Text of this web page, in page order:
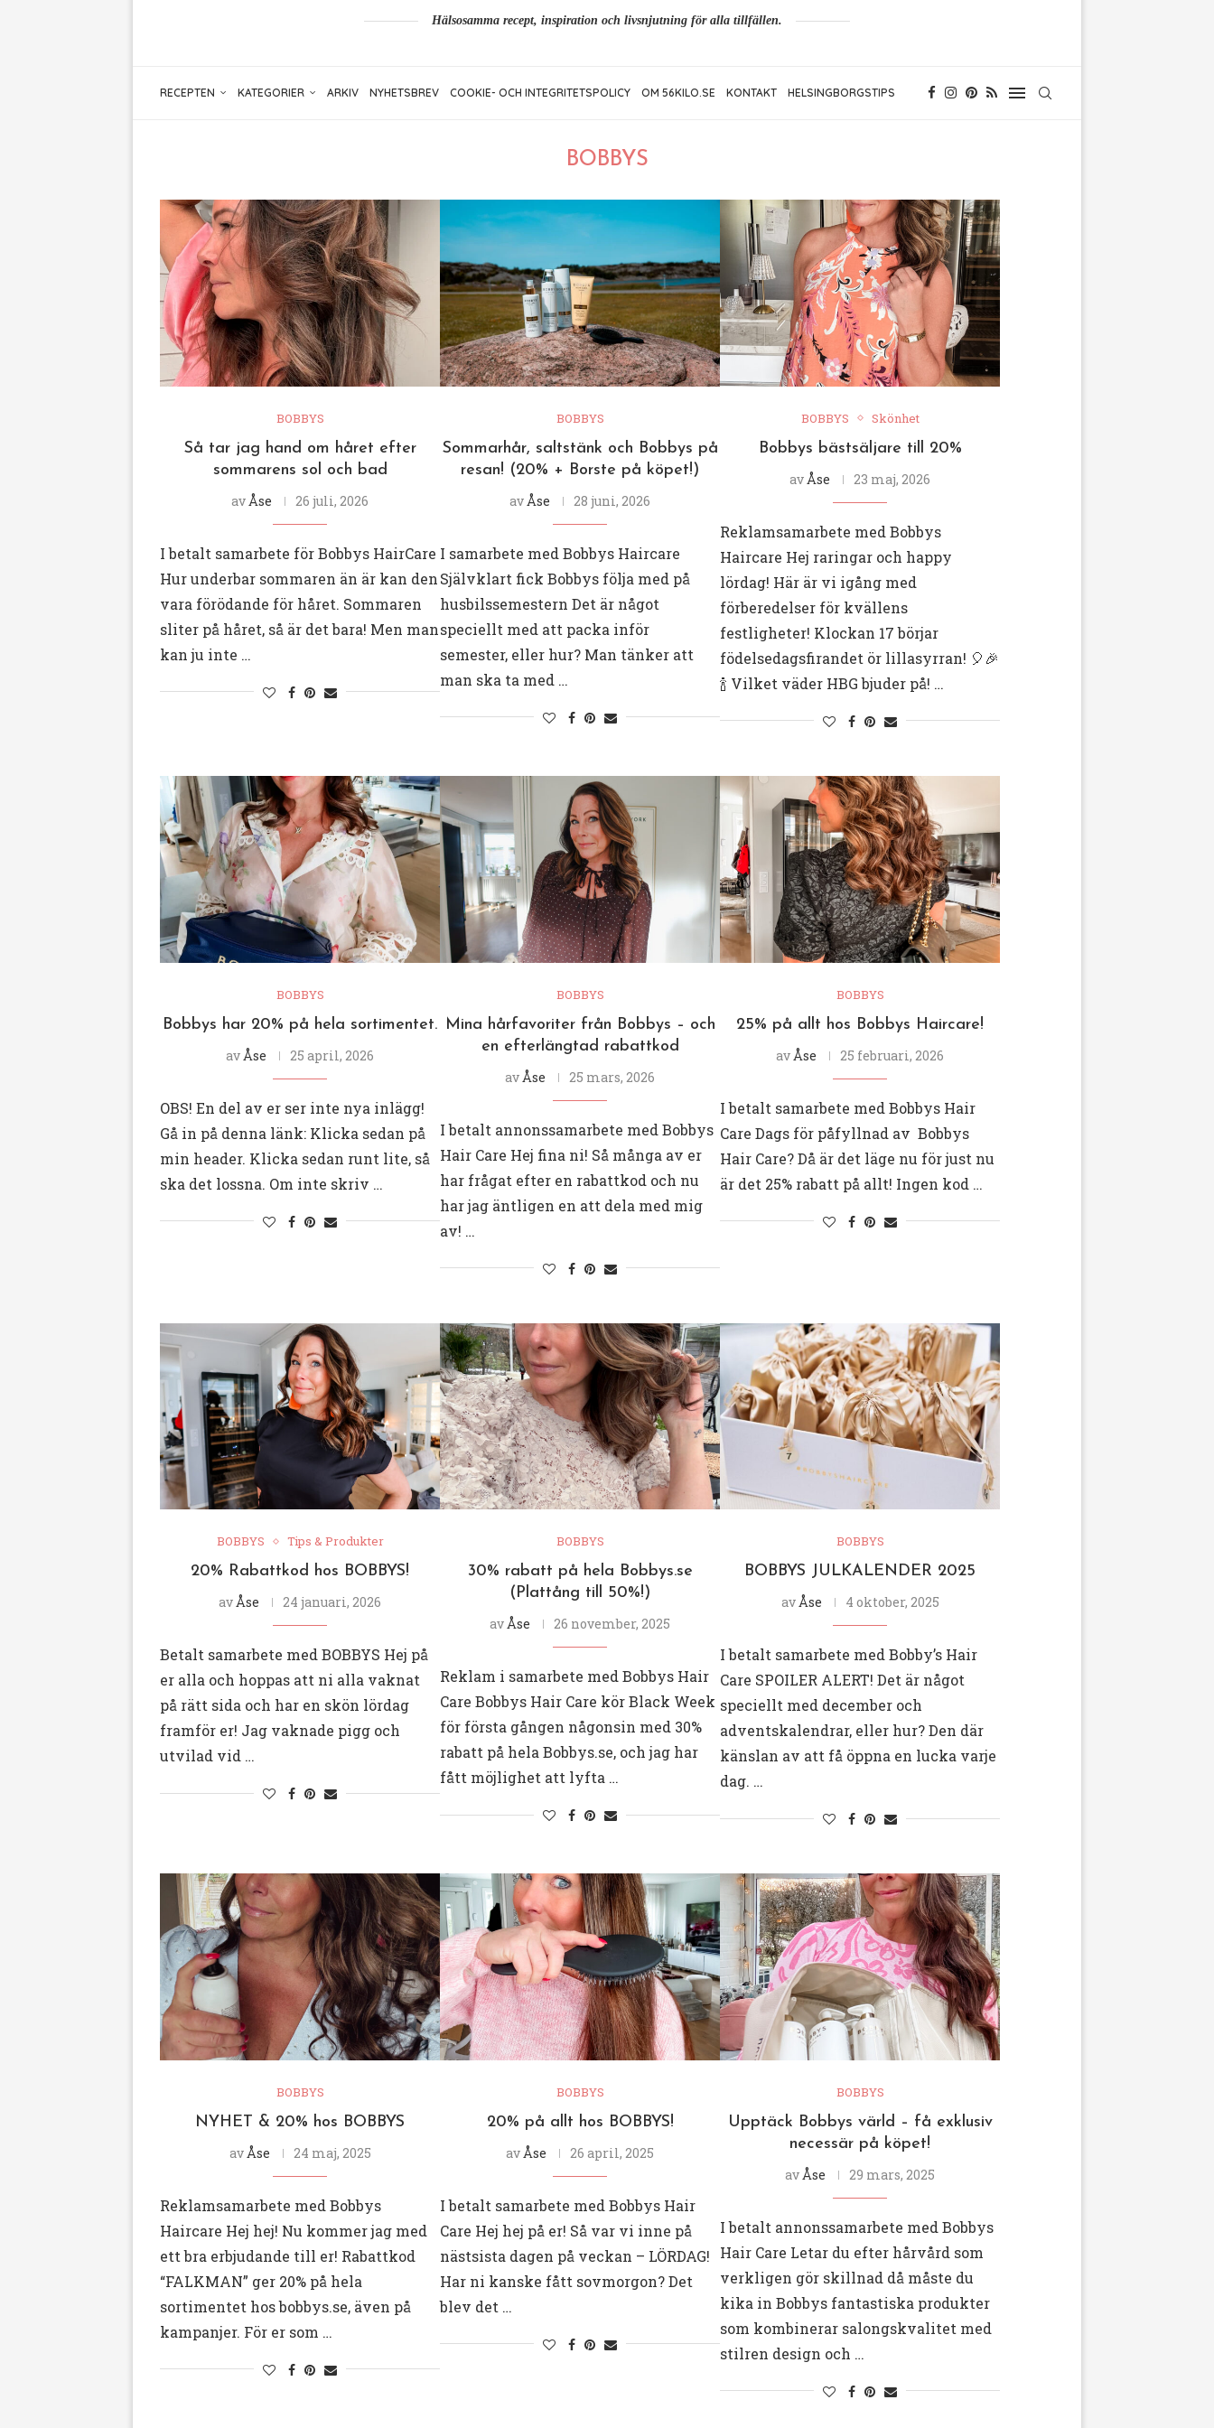
Hälsosamma recept, inspiration och livsnjutning för alla tillfällen.
RECEPTEN KATEGORIER ARKIV NYHETSBREV COOKIE- OCH INTEGRITETSPOLICY OM 56KILO.SE KONTAKT HELSINGBORGSTIPS
BOBBYS
BOBBYS
Så tar jag hand om håret efter
sommarens sol och bad
avÅse 26 juli, 2026
I betalt samarbete för Bobbys HairCare
Hur underbar sommaren än är kan den
vara förödande för håret. Sommaren
sliter på håret, så är det bara! Men man
kan ju inte …
BOBBYS
Sommarhår, saltstänk och Bobbys på
resan! (20% + Borste på köpet!)
avÅse 28 juni, 2026
I samarbete med Bobbys Haircare
Självklart fick Bobbys följa med på
husbilssemestern Det är något
speciellt med att packa inför
semester, eller hur? Man tänker att
man ska ta med …
BOBBYS Skönhet
Bobbys bästsäljare till 20%
avÅse 23 maj, 2026
Reklamsamarbete med Bobbys
Haircare Hej raringar och happy
lördag! Här är vi igång med
förberedelser för kvällens
festligheter! Klockan 17 börjar
födelsedagsfirandet ör lillasyrran! 🎈🎉
🍾 Vilket väder HBG bjuder på! …
BOBBYS
Bobbys har 20% på hela sortimentet.
av Åse 25 april, 2026
OBS! En del av er ser inte nya inlägg!
Gå in på denna länk: Klicka sedan på
min header. Klicka sedan runt lite, så
ska det lossna. Om inte skriv …
BOBBYS
Mina hårfavoriter från Bobbys – och
en efterlängtad rabattkod
av Åse 25 mars, 2026
I betalt annonssamarbete med Bobbys
Hair Care Hej fina ni! Så många av er
har frågat efter en rabattkod och nu
har jag äntligen en att dela med mig
av! …
BOBBYS
25% på allt hos Bobbys Haircare!
av Åse 25 februari, 2026
I betalt samarbete med Bobbys Hair
Care Dags för påfyllnad av Bobbys
Hair Care? Då är det läge nu för just nu
är det 25% rabatt på allt! Ingen kod …
BOBBYS Tips & Produkter
20% Rabattkod hos BOBBYS!
avÅse 24 januari, 2026
Betalt samarbete med BOBBYS Hej på
er alla och hoppas att ni alla vaknat
på rätt sida och har en skön lördag
framför er! Jag vaknade pigg och
utvilad vid …
BOBBYS
30% rabatt på hela Bobbys.se
(Plattång till 50%!)
avÅse 26 november, 2025
Reklam i samarbete med Bobbys Hair
Care Bobbys Hair Care kör Black Week
för första gången någonsin med 30%
rabatt på hela Bobbys.se, och jag har
fått möjlighet att lyfta …
BOBBYS
BOBBYS JULKALENDER 2025
avÅse 4 oktober, 2025
I betalt samarbete med Bobby’s Hair
Care SPOILER ALERT! Det är något
speciellt med december och
adventskalendrar, eller hur? Den där
känslan av att få öppna en lucka varje
dag. …
BOBBYS
NYHET & 20% hos BOBBYS
avÅse 24 maj, 2025
Reklamsamarbete med Bobbys
Haircare Hej hej! Nu kommer jag med
ett bra erbjudande till er! Rabattkod
“FALKMAN” ger 20% på hela
sortimentet hos bobbys.se, även på
kampanjer. För er som …
BOBBYS
20% på allt hos BOBBYS!
avÅse 26 april, 2025
I betalt samarbete med Bobbys Hair
Care Hej hej på er! Så var vi inne på
nästsista dagen på veckan – LÖRDAG!
Har ni kanske fått sovmorgon? Det
blev det …
BOBBYS
Upptäck Bobbys värld – få exklusiv
necessär på köpet!
avÅse 29 mars, 2025
I betalt annonssamarbete med Bobbys
Hair Care Letar du efter hårvård som
verkligen gör skillnad då måste du
kika in Bobbys fantastiska produkter
som kombinerar salongskvalitet med
stilren design och …